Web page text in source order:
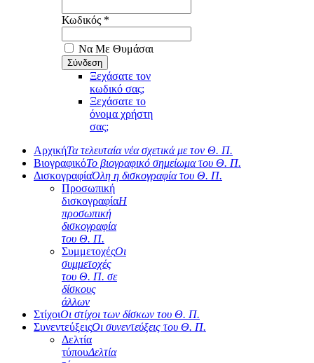
Κωδικός *
Να Με Θυμάσαι
Ξεχάσατε τον
κωδικό σας;
Ξεχάσατε το
όνομα χρήστη
σας;
ΑρχικήΤα τελευταία νέα σχετικά με τον Θ. Π.
ΒιογραφικόΤο βιογραφικό σημείωμα του Θ. Π.
ΔισκογραφίαΌλη η δισκογραφία του Θ. Π.
Προσωπική
δισκογραφίαΗ
προσωπική
δισκογραφία
του Θ. Π.
ΣυμμετοχέςΟι
συμμετοχές
του Θ. Π. σε
δίσκους
άλλων
ΣτίχοιΟι στίχοι των δίσκων του Θ. Π.
ΣυνεντεύξειςΟι συνεντεύξεις του Θ. Π.
Δελτία
τύπουΔελτία